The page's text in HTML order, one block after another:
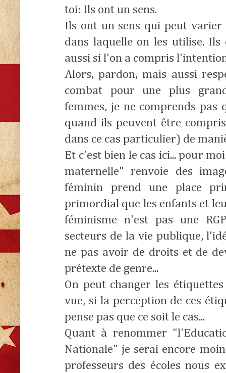
toi: Ils ont un sens.
Ils ont un sens qui peut varier
dans laquelle on les utilise.
aussi si l'on a compris
Alors, pardon, mais aussi
combat pour une plus
femmes, je ne comprends pas
quand ils peuvent être
dans ce cas particulier) de
Et c'est bien le cas ici... pour
maternelle" renvoie des
féminin prend une place
primordial que les enfants et
féminisme n'est pas une
secteurs de la vie publique,
ne pas avoir de droits et de
prétexte de genre...
On peut changer les
vue, si la perception de ces
pense pas que ce soit le cas...
Quant à renommer
Nationale" je serai encore
professeurs des écoles nous